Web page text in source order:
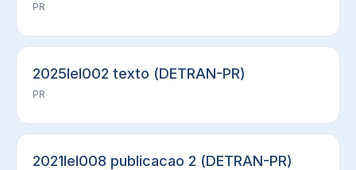
PR
2025lel002 texto (DETRAN-PR)
PR
2021lel008 publicacao 2 (DETRAN-PR)